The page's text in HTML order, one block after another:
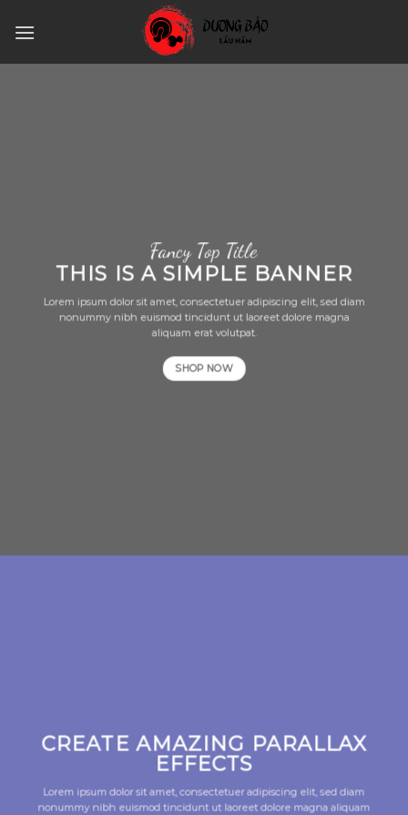
Fancy Top Title
THIS IS A SIMPLE BANNER
Lorem ipsum dolor sit amet, consectetuer adipiscing elit, sed diam
nonummy nibh euismod tincidunt ut laoreet dolore magna
aliquam erat volutpat.
SHOP NOW
CREATE AMAZING PARALLAX
EFFECTS
Lorem ipsum dolor sit amet, consectetuer adipiscing elit, sed diam
nonummy nibh euismod tincidunt ut laoreet dolore magna aliquam